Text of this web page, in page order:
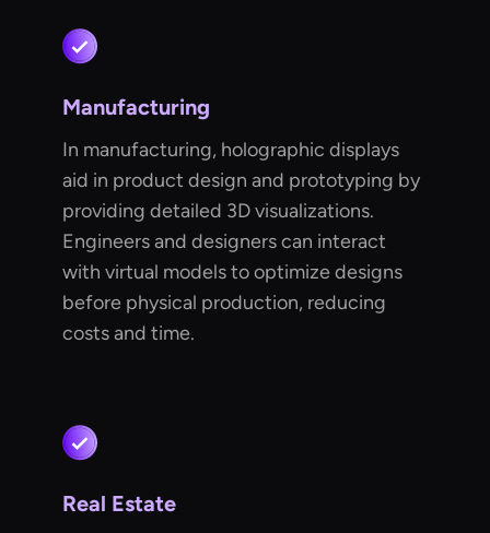
Manufacturing
In manufacturing, holographic displays
aid in product design and prototyping by
providing detailed 3D visualizations.
Engineers and designers can interact
with virtual models to optimize designs
before physical production, reducing
costs and time.
Real Estate